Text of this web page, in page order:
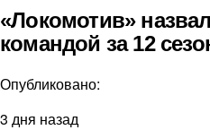
«Локомотив»
командой за 12
Опубликовано:
3 дня назад